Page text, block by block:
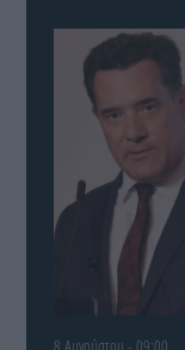
8 Αυγούστου - 09:00